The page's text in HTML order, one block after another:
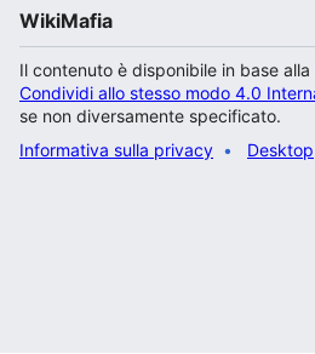
WikiMafia
Il contenuto è disponibile in base alla
Condividi allo stesso modo 4.0
se non diversamente specificato.
Informativa sulla privacy
Desktop